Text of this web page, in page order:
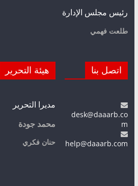
رئيس مجلس الإدارة
طلعت فهمي
اتصل بنا
desk@daaarb.co
m
help@daaarb.com
هيئة التحرير
مديرا التحرير
محمد جودة
حنان فكري